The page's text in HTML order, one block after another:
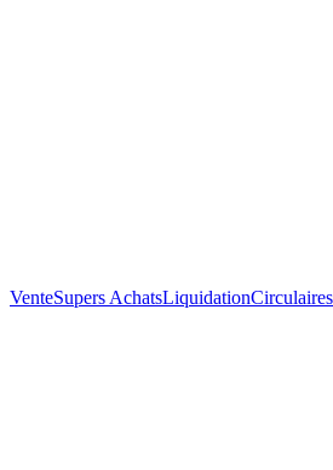
VenteSupers AchatsLiquidationCirculaires